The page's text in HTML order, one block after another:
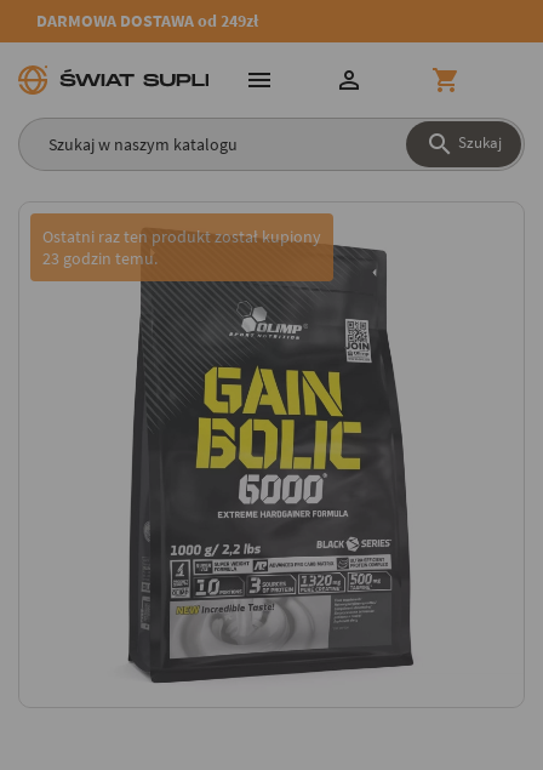
DARMOWA DOSTAWA od 249zł
 Szukaj
  
Ostatni raz ten produkt został kupiony
23 godzin temu.